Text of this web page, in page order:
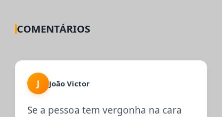
COMENTÁRIOS
J João Victor
Se a pessoa tem vergonha na cara